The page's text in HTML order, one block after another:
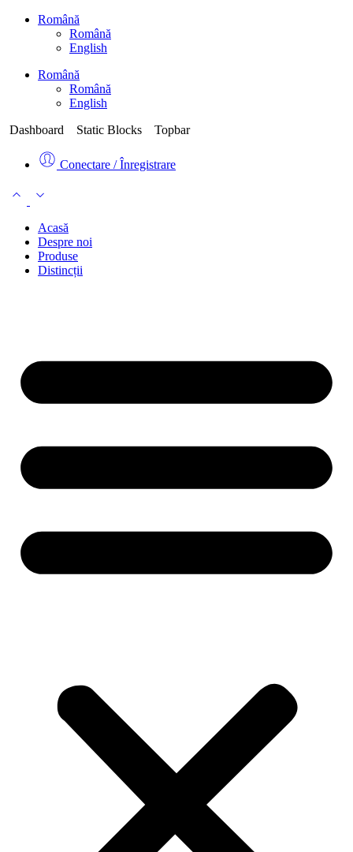
Română
Română
English
Română
Română
English
Dashboard
Static Blocks Topbar
Conectare / Înregistrare
Acasă
Despre noi
Produse
Distincții